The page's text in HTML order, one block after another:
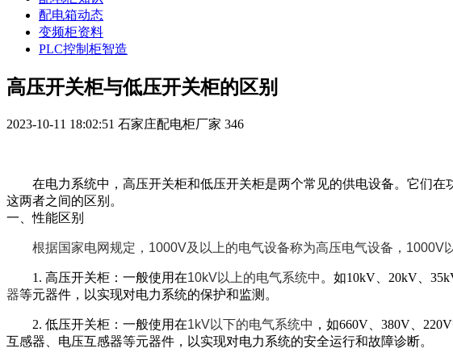
配电箱动态
变频柜资料
PLC控制柜智造
高压开关柜与低压开关柜的区别
2023-10-11 18:02:51 石家庄配电柜厂家 346
在电力系统中，高压开关柜和低压开关柜是两个常见的供电设备。它们
这两者之间的区别。
一、性能区别
根据国家电网规定，1000V及以上的电气设备称为高压电气设备，1000V
1. 高压开关柜：一般使用在10kV以上的电气系统中 。 如10kV、 20kV
器等元器件，以实现对电力系统的保护和监测。
2. 低压开关柜： 一般使用在1kV以下的电气系统中 ，如660V、380V、
互感器、电压互感器等元器件，以实现对电力系统的安全运行和故障诊断。